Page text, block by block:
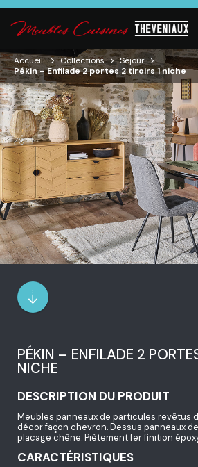
Accueil Collections
Séjour
Pékin – Enfilade 2 portes 2 tiroirs 1 niche
PÉKIN – ENFILADE 2
NICHE
DESCRIPTION DU PRODUIT
Meubles panneaux de particules revêtus
décor façon chevron. Dessus panneaux
placage chêne. Piètement fer finition
CARACTÉRISTIQUES